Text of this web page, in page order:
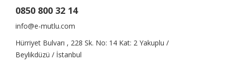
0850 800 32 14
info@e-mutlu.com
Hürriyet Bulvarı , 228 Sk. No: 14 Kat: 2 Yakuplu /
Beylikdüzü / İstanbul